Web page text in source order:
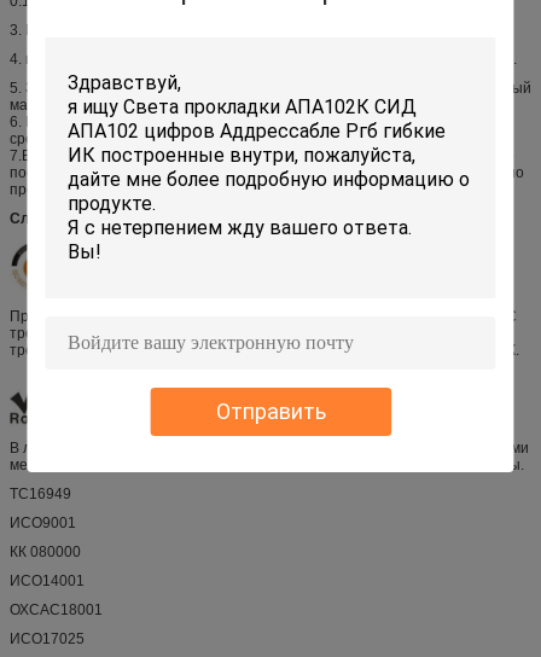
Отправить
3. Внизу допуск стипендии измерения координат цвета 0,003.
4. вышеуказанный допуск ±10% стипендии измерения светящего потока.
5. Забота быть принятым что диссипация силы не превышает абсолютный
максимум оценки продукта.
6. Все измерения были сделаны под унифицированной окружающей
средой Рефонд.
7.Вхэн СИД в деятельности максимальное течение должно быть решено
после измерять температуру пакета, температуре соединения не должно
превысить максимум рате.ЛЭД
Служба технической поддержки
Пройдите международные проверяя эффективность предприятия и СГС
третьей стороны проверка социальной ответственности, в линии с
требованиями к кодекса поведения электронной промышленности ЭИКК.
В линии с РОХС, ДОСТИГАЕМОСТЬЮ, ХФ, ИЭК/ЭН 62471, ЛМ-80 и другими
международными стандартами в результате испытания третьей стороны.
ТС16949
ИСО9001
КК 080000
ИСО14001
ОХСАС18001
ИСО17025